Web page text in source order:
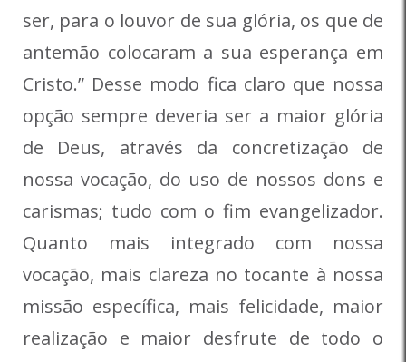
ser, para o louvor de sua glória, os que de
antemão colocaram a sua esperança em
Cristo.” Desse modo fica claro que nossa
opção sempre deveria ser a maior glória
de Deus, através da concretização de
nossa vocação, do uso de nossos dons e
carismas; tudo com o fim evangelizador.
Quanto mais integrado com nossa
vocação, mais clareza no tocante à nossa
missão específica, mais felicidade, maior
realização e maior desfrute de todo o